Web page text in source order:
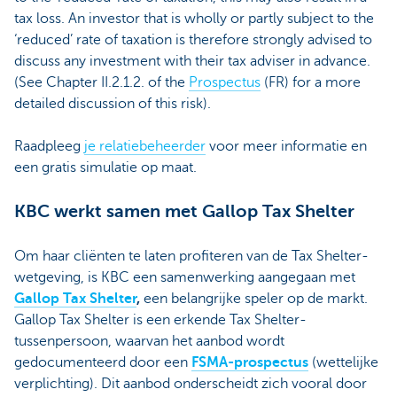
tax loss. An investor that is wholly or partly subject to the
‘reduced’ rate of taxation is therefore strongly advised to
discuss any investment with their tax adviser in advance.
(See Chapter II.2.1.2. of the Prospectus (FR) for a more
detailed discussion of this risk).
Raadpleeg je relatiebeheerder voor meer informatie en
een gratis simulatie op maat.
KBC werkt samen met Gallop Tax Shelter
Om haar cliënten te laten profiteren van de Tax Shelter-
wetgeving, is KBC een samenwerking aangegaan met
Gallop Tax Shelter, een belangrijke speler op de markt.
Gallop Tax Shelter is een erkende Tax Shelter-
tussenpersoon, waarvan het aanbod wordt
gedocumenteerd door een FSMA-prospectus (wettelijke
verplichting). Dit aanbod onderscheidt zich vooral door